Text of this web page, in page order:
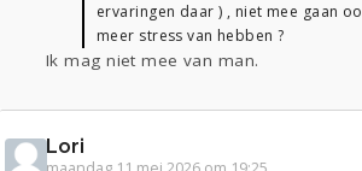
ervaringen daar ) , niet mee gaan
meer stress van hebben ?
Ik mag niet mee van man.
Lori